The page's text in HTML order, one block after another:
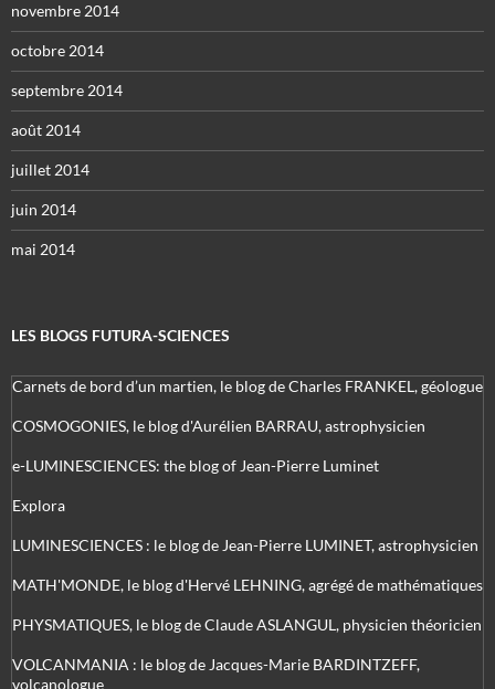
novembre 2014
octobre 2014
septembre 2014
août 2014
juillet 2014
juin 2014
mai 2014
LES BLOGS FUTURA-SCIENCES
Carnets de bord d’un martien, le blog de Charles FRANKEL, géologue
COSMOGONIES, le blog d'Aurélien BARRAU, astrophysicien
e-LUMINESCIENCES: the blog of Jean-Pierre Luminet
Explora
LUMINESCIENCES : le blog de Jean-Pierre LUMINET, astrophysicien
MATH'MONDE, le blog d'Hervé LEHNING, agrégé de mathématiques
PHYSMATIQUES, le blog de Claude ASLANGUL, physicien théoricien
VOLCANMANIA : le blog de Jacques-Marie BARDINTZEFF,
volcanologue